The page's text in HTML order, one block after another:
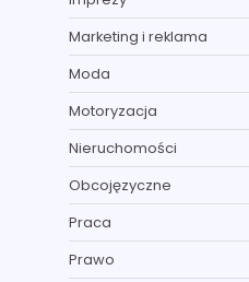
Marketing i reklama
Moda
Motoryzacja
Nieruchomości
Obcojęzyczne
Praca
Prawo